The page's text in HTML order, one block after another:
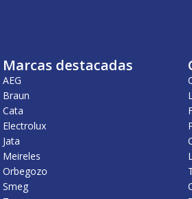
Marcas destacadas
AEG
Braun
Cata
Electrolux
Jata
Meireles
Orbegozo
Smeg